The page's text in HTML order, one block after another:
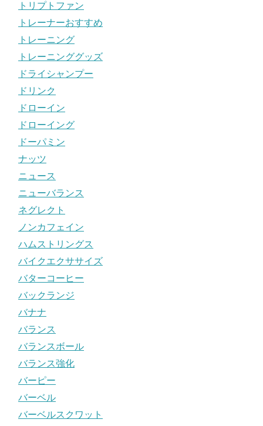
トリプトファン
トレーナーおすすめ
トレーニング
トレーニンググッズ
ドライシャンプー
ドリンク
ドローイン
ドローイング
ドーパミン
ナッツ
ニュース
ニューバランス
ネグレクト
ノンカフェイン
ハムストリングス
バイクエクササイズ
バターコーヒー
バックランジ
バナナ
バランス
バランスボール
バランス強化
バーピー
バーベル
バーベルスクワット